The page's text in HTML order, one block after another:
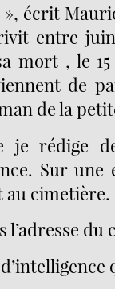
écrit
entre
mort , le
de
de la
je rédige
Sur une
au cimetière.
l’adresse du